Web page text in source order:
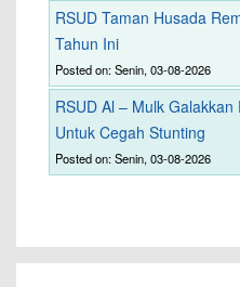
RSUD Taman Husada
Tahun Ini
Posted on: Senin, 03-08-2026
RSUD Al – Mulk
Untuk Cegah Stunting
Posted on: Senin, 03-08-2026